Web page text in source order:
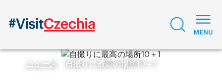
ニュース 自撮りに最高の場所10＋1